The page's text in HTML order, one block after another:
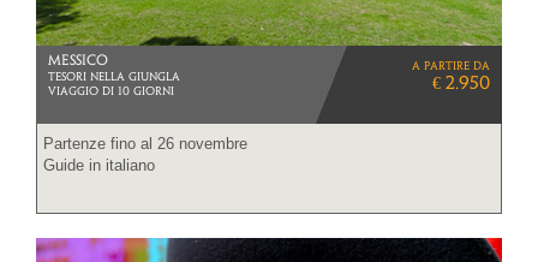
MESSICO
TESORI NELLA GIUNGLA
VIAGGIO DI 10 GIORNI
a partire da
€ 2.950
Partenze fino al 26 novembre
Guide in italiano